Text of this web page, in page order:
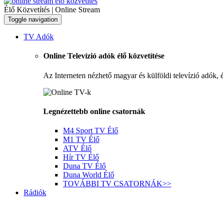
Élő Közvetítés | Online Stream
Toggle navigation
TV Adók
Online Televízió adók élő közvetítése
Az Interneten nézhető magyar és külföldi televízió adók,
Legnézettebb online csatornák
M4 Sport TV Élő
M1 TV Élő
ATV Élő
Hír TV Élő
Duna TV Élő
Duna World Élő
TOVÁBBI TV CSATORNÁK>>
Rádiók